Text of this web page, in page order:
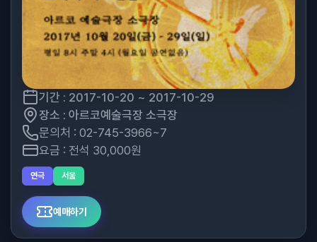
기간 : 2017-10-20 ~ 2017-10-29
장소 : 아르코예술극장 소극장
문의처 : 02-745-3966~7
요금 : 전석 30,000원
연극 서울
예매하기